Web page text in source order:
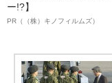
ー!?】
PR（（株）キノフィルムズ）